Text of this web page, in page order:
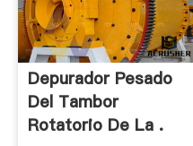
Depurador Pesado
Del Tambor
Rotatorio De La .